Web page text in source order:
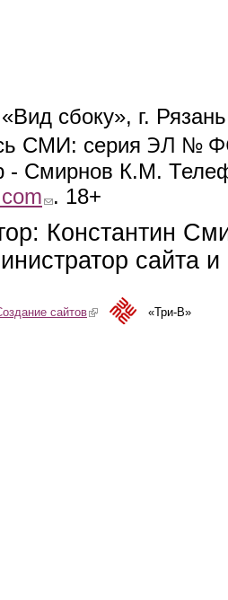
сбоку», г.
СМИ: серия ЭЛ №
- Смирнов К.М.
(link sends e-mail)
. 18+
Константин
сайта
сайтов(link is external)«Три-В»